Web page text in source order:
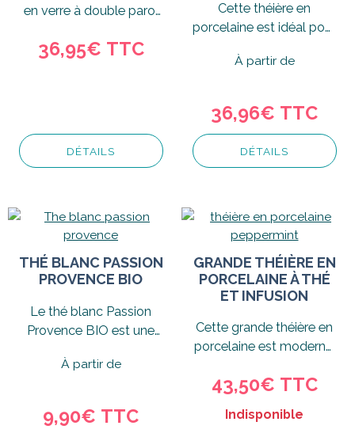
en verre à double paroi
des thés...
36,95€ TTC
DÉTAILS
Cette théière en
porcelaine est idéal pour
savourez son infusion.
À partir de
36,96€ TTC
DÉTAILS
THÉ BLANC PASSION
PROVENCE BIO
Le thé blanc Passion
Provence BIO est une
le thé blanc et le...
À partir de
9,90€ TTC
GRANDE THÉIÈRE EN
PORCELAINE À THÉ
ET INFUSION
Cette grande théière en
porcelaine est moderne,
fois.
43,50€ TTC
Indisponible